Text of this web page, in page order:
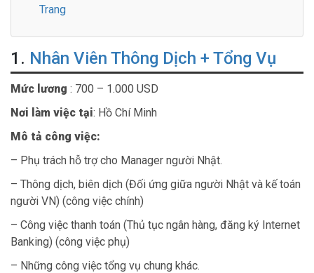
Trang
1. Nhân Viên Thông Dịch + Tổng Vụ
Mức lương : 700 – 1.000 USD
Nơi làm việc tại: Hồ Chí Minh
Mô tả công việc:
– Phụ trách hỗ trợ cho Manager người Nhật.
– Thông dịch, biên dịch (Đối ứng giữa người Nhật và kế toán
người VN) (công việc chính)
– Công việc thanh toán (Thủ tục ngân hàng, đăng ký Internet
Banking) (công việc phụ)
– Những công việc tổng vụ chung khác.